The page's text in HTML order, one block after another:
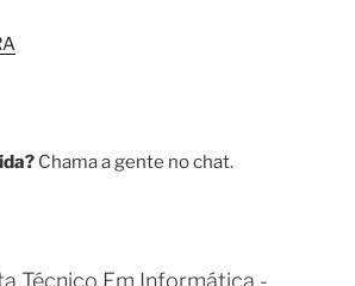
Chama a gente no chat.
Técnico Em Informática -